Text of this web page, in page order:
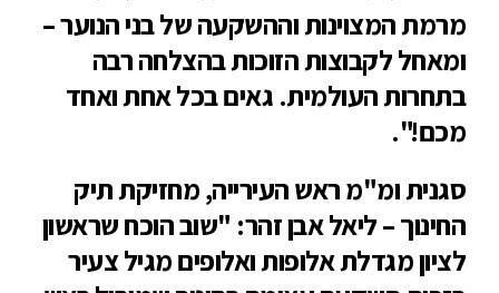
מרמת המצוינות וההשקעה של בני הנוער –
ומאחל לקבוצות הזוכות בהצלחה רבה
בתחרות העולמית. גאים בכל אחת ואחד
מכם!".
סגנית ומ"מ ראש העירייה, מחזיקת תיק
החינוך – ליאל אבן זהר: "שוב הוכח שראשון
לציון מגדלת אלופות ואלופים מגיל צעיר